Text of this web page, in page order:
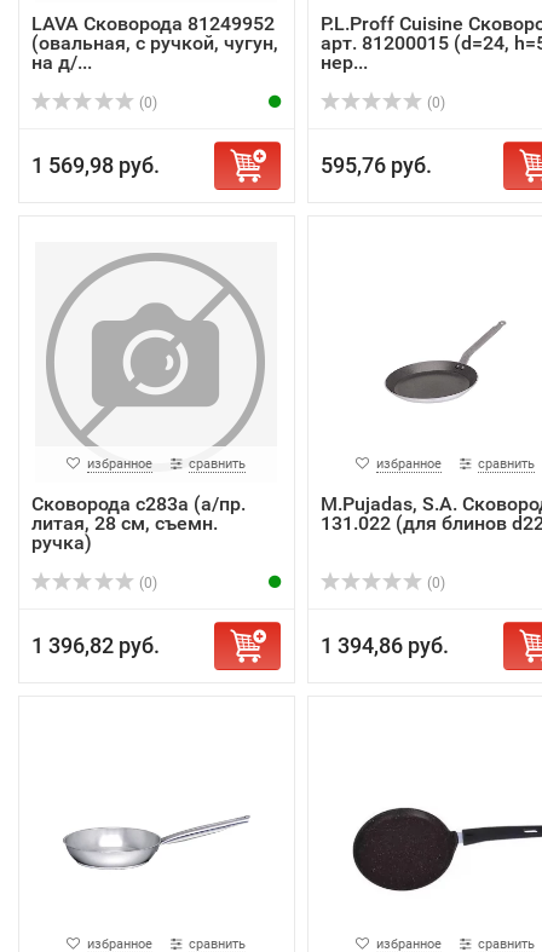
LAVA Сковорода 81249952
(овальная, с ручкой, чугун,
на д/...
(0)
1 569,98 руб.
P.L.Proff Cuisine
арт. 81200015 (d=24,
нер...
(0)
595,76 руб.
избранное сравнить
Сковорода с283а (а/пр.
литая, 28 см, съемн.
ручка)
(0)
1 396,82 руб.
избранное сравнить
M.Pujadas, S.A.
131.022 (для блинов
(0)
1 394,86 руб.
избранное сравнить избранное сравнить